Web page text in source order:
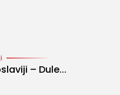
– Dule...